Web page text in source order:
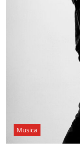
Musica